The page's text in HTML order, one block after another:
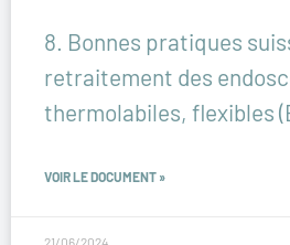
8. Bonnes pratiques
retraitement des
thermolabiles, flexibles
VOIR LE DOCUMENT »
21/06/2024